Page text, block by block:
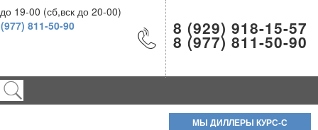
19-00 (сб,вск до 20-00)
811-50-90 8 (929) 918-15-57
8 (977) 811-50-90
МЫ ДИЛЛЕРЫ КУРС-С